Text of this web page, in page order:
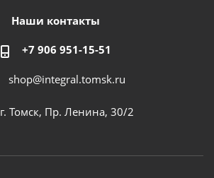
Наши контакты
+7 906 951-15-51
shop@integral.tomsk.ru
г. Томск, Пр. Ленина, 30/2